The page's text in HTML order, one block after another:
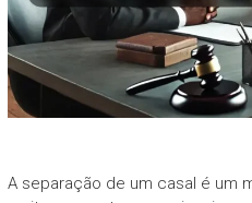
A separação de um casal é um